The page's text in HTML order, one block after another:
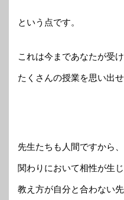
という点です。
これは今まであなたが受
たくさんの授業を思い出せ
先生たちも人間ですから
関わりにおいて相性が生
教え方が自分と合わない